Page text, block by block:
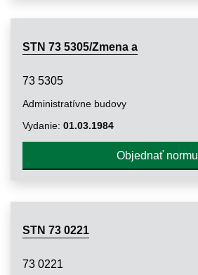
STN 73 5305/Zmena a
73 5305
Administratívne budovy
Vydanie: 01.03.1984
Objednať normu
STN 73 0221
73 0221